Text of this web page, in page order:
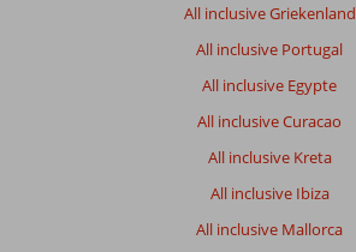
All inclusive Griekenland
All inclusive Portugal
All inclusive Egypte
All inclusive Curacao
All inclusive Kreta
All inclusive Ibiza
All inclusive Mallorca